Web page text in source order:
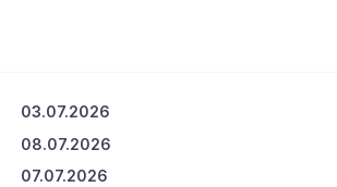
03.07.2026
08.07.2026
07.07.2026